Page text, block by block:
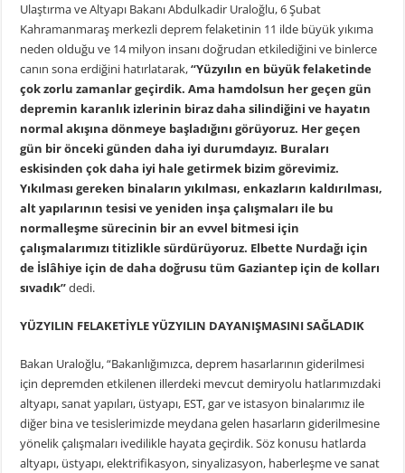
Ulaştırma ve Altyapı Bakanı Abdulkadir Uraloğlu, 6 Şubat
Kahramanmaraş merkezli deprem felaketinin 11 ilde büyük yıkıma
neden olduğu ve 14 milyon insanı doğrudan etkilediğini ve binlerce
canın sona erdiğini hatırlatarak,“Yüzyılın en büyük felaketinde
çok zorlu zamanlar geçirdik. Ama hamdolsun her geçen gün
depremin karanlık izlerinin biraz daha silindiğini ve hayatın
normal akışına dönmeye başladığını görüyoruz. Her geçen
gün bir önceki günden daha iyi durumdayız. Buraları
eskisinden çok daha iyi hale getirmek bizim görevimiz.
Yıkılması gereken binaların yıkılması, enkazların kaldırılması,
alt yapılarının tesisi ve yeniden inşa çalışmaları ile bu
normalleşme sürecinin bir an evvel bitmesi için
çalışmalarımızı titizlikle sürdürüyoruz. Elbette Nurdağı için
de İslâhiye için de daha doğrusu tüm Gaziantep için de kolları
sıvadık”dedi.
YÜZYILIN FELAKETİYLE YÜZYILIN DAYANIŞMASINI SAĞLADIK
Bakan Uraloğlu, “Bakanlığımızca, deprem hasarlarının giderilmesi
için depremden etkilenen illerdeki mevcut demiryolu hatlarımızdaki
altyapı, sanat yapıları, üstyapı, EST, gar ve istasyon binalarımız ile
diğer bina ve tesislerimizde meydana gelen hasarların giderilmesine
yönelik çalışmaları ivedilikle hayata geçirdik. Söz konusu hatlarda
altyapı, üstyapı, elektrifikasyon, sinyalizasyon, haberleşme ve sanat